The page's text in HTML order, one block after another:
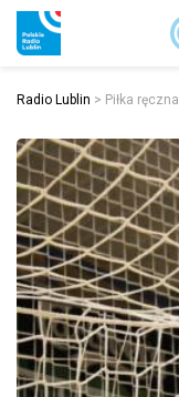
Radio Lublin > Piłka ręczna